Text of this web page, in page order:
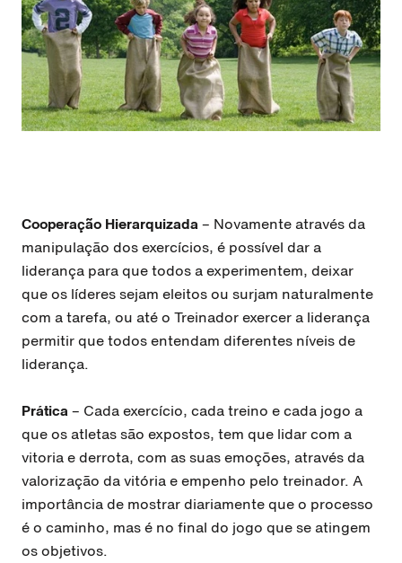
Cooperação Hierarquizada– Novamente através da
manipulação dos exercícios, é possível dar a
liderança para que todos a experimentem, deixar
que os líderes sejam eleitos ou surjam naturalmente
com a tarefa, ou até o Treinador exercer a liderança
permitir que todos entendam diferentes níveis de
liderança.
Prática– Cada exercício, cada treino e cada jogo a
que os atletas são expostos, tem que lidar com a
vitoria e derrota, com as suas emoções, através da
valorização da vitória e empenho pelo treinador. A
importância de mostrar diariamente que o processo
é o caminho, mas é no final do jogo que se atingem
os objetivos.